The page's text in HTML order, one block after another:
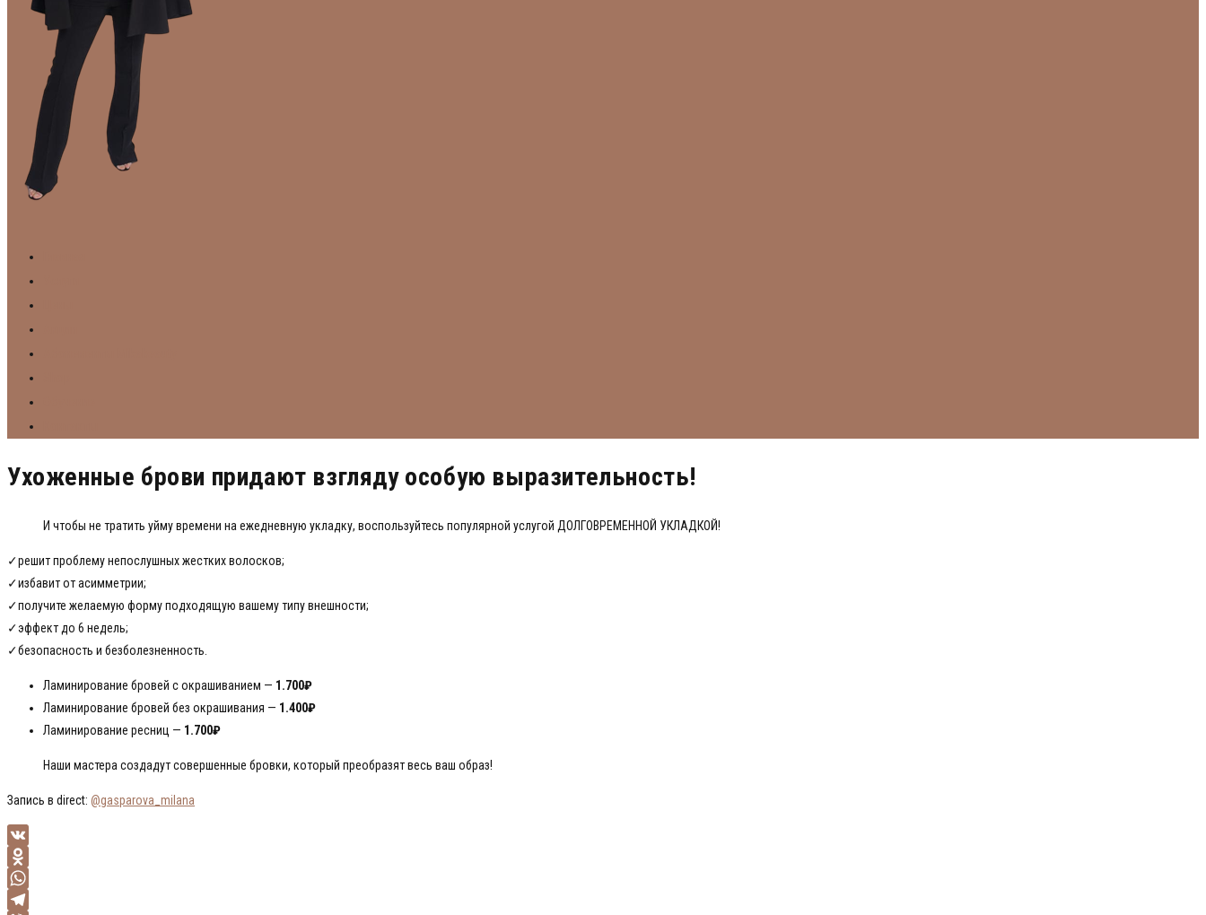
Ухоженные брови придают взгляду особую выразительность!
И чтобы не тратить уйму времени на ежедневную укладку, воспользуйтесь популярной услугой ДОЛГОВРЕМЕННОЙ УКЛАДКОЙ!
✓решит проблему непослушных жестких волосков;
✓избавит от асимметрии;
✓получите желаемую форму подходящую вашему типу внешности;
✓эффект до 6 недель;
✓безопасность и безболезненность.
Ламинирование бровей с окрашиванием — 1.700₽
Ламинирование бровей без окрашивания — 1.400₽
Ламинирование ресниц — 1.700₽
Наши мастера создадут совершенные бровки, который преобразят весь ваш образ!
Запись в direct: @gasparova_milana
VK
Odnoklassniki
WhatsApp